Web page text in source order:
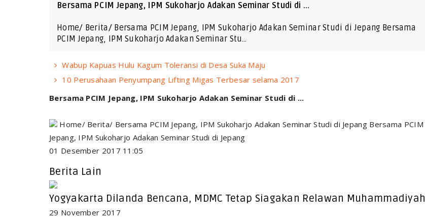
Bersama PCIM Jepang, IPM Sukoharjo Adakan Seminar Studi di ...
Home/ Berita/ Bersama PCIM Jepang, IPM Sukoharjo Adakan Seminar Studi di Jepang Bersama
PCIM Jepang, IPM Sukoharjo Adakan Seminar Stu…
Wabup Kapuas Hulu Kagum Toleransi di Desa Suka Maju
10 Perusahaan Penyumpang Lifting Migas Terbesar selama 2017
Bersama PCIM Jepang, IPM Sukoharjo Adakan Seminar Studi di ...
Home/ Berita/ Bersama PCIM Jepang, IPM Sukoharjo Adakan Seminar Studi di Jepang Bersama PCIM
Jepang, IPM Sukoharjo Adakan Seminar Studi di Jepang
01 Desember 2017 11:05
Berita Lain
Yogyakarta Dilanda Bencana, MDMC Tetap Siagakan Relawan Muhammadiyah
29 November 2017